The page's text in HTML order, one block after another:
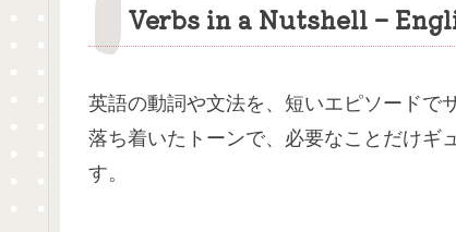
Verbs in a Nutshell –
英語の動詞や文法を、短いエピソードで
落ち着いたトーンで、必要なことだけギ
す。